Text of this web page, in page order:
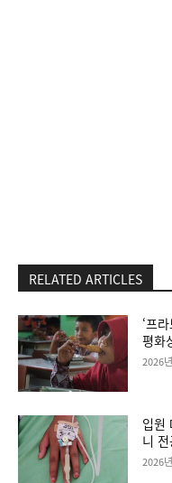
RELATED ARTICLES
‘프
평화
2026
입원
니
2026